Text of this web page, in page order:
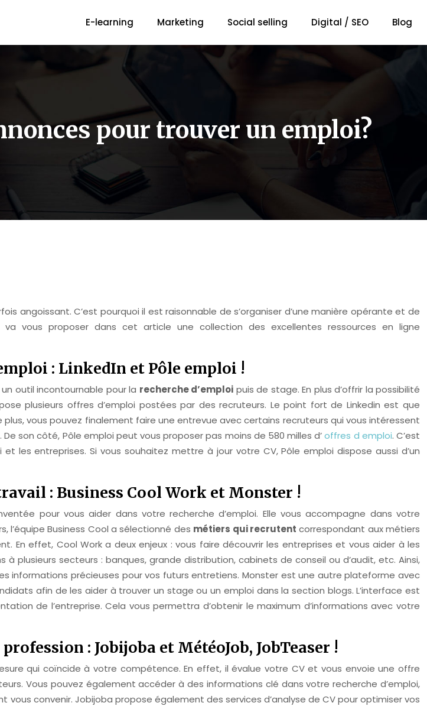
E-learning Marketing Social selling Digital / SEO Blog
pour trouver un emploi?
angoissant. C’est pourquoi il est raisonnable de s’organiser d’une manière opérante et de
vous proposer dans cet article une collection des excellentes ressources en ligne
: LinkedIn et Pôle emploi !
outil incontournable pour la recherche d’emploi puis de stage. En plus d’offrir la possibilité
plusieurs offres d’emploi postées par des recruteurs. Le point fort de Linkedin est que
vous pouvez finalement faire une entrevue avec certains recruteurs qui vous intéressent
son côté, Pôle emploi peut vous proposer pas moins de 580 milles d’offres d emploi. C’est
les entreprises. Si vous souhaitez mettre à jour votre CV, Pôle emploi dispose aussi d’un
: Business Cool Work et Monster !
pour vous aider dans votre recherche d’emploi. Elle vous accompagne dans votre
l’équipe Business Cool a sélectionné des métiers qui recrutent correspondant aux métiers
En effet, Cool Work a deux enjeux : vous faire découvrir les entreprises et vous aider à les
secteurs : banques, grande distribution, cabinets de conseil ou d’audit, etc. Ainsi,
informations précieuses pour vos futurs entretiens. Monster est une autre plateforme avec
afin de les aider à trouver un stage ou un emploi dans la section blogs. L’interface est
de l’entreprise. Cela vous permettra d’obtenir le maximum d’informations avec votre
: Jobijoba et MétéoJob, JobTeaser !
qui coïncide à votre compétence. En effet, il évalue votre CV et vous envoie une offre
Vous pouvez également accéder à des informations clé dans votre recherche d’emploi,
convenir. Jobijoba propose également des services d’analyse de CV pour optimiser vos